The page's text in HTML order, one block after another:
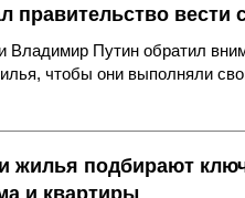
правительство
Владимир Путин обратил
чтобы они выполняли
жилья подбирают